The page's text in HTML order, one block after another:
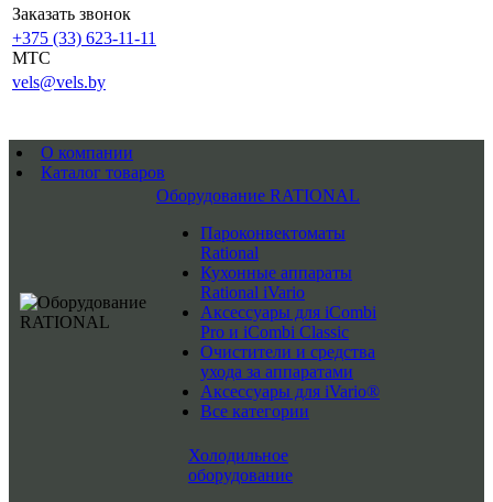
Заказать звонок
+375 (33) 623-11-11
MTC
vels@vels.by
О компании
Каталог товаров
Оборудование RATIONAL
Пароконвектоматы
Rational
Кухонные аппараты
Rational iVario
Аксессуары для iCombi
Pro и iCombi Classic
Очистители и средства
ухода за аппаратами
Аксессуары для iVario®
Все категории
Холодильное
оборудование